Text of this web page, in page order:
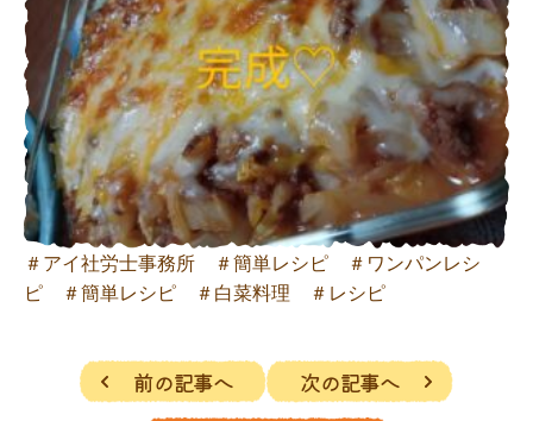
＃アイ社労士事務所 ＃簡単レシピ ＃ワンパンレシ
ピ ＃簡単レシピ ＃白菜料理 ＃レシピ
前の記事へ 次の記事へ